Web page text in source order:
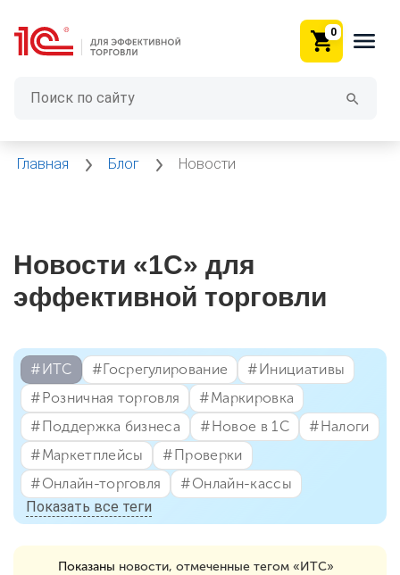
0
Главная Блог Новости
Новости «1С» для
эффективной торговли
#⁣ИТC #⁣Госрегулирование
#⁣Инициативы
#⁣Розничная торговля
#⁣Маркировка
#⁣Поддержка бизнеса
#⁣Новое в 1С
#⁣Налоги
#⁣Маркетплейсы
#⁣Проверки
#⁣Онлайн-торговля
#⁣Онлайн-кассы
Показать все теги
Показаны новости, отмеченные тегом «ИТC»